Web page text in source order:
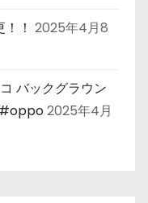
！ 2025年4月8
バックグラウン
#oppo2025年4月